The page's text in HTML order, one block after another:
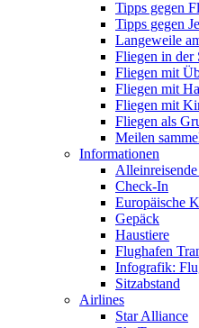
Tipps gegen
Tipps gegen
Langeweile
Fliegen in der
Fliegen mit
Fliegen mit
Fliegen mit
Fliegen als
Meilen
Informationen
Check-In
Europäische
Gepäck
Haustiere
Flughafen
Infografik:
Sitzabstand
Airlines
Star Alliance